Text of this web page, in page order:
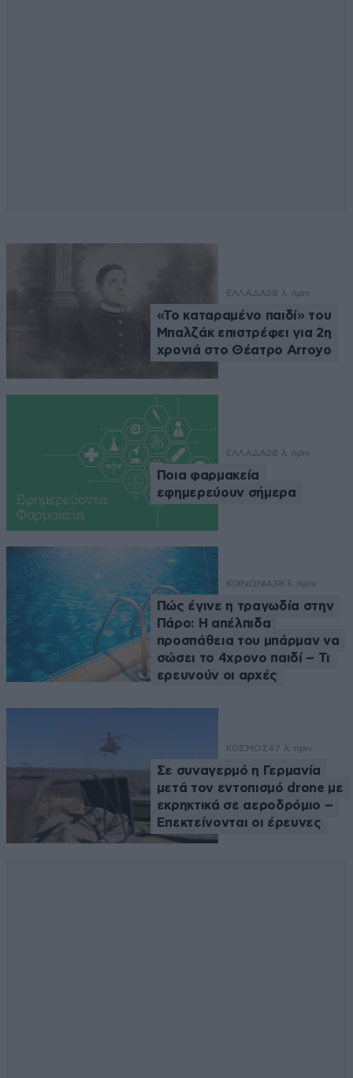
ΕΛΛΑΔΑ28 λ. πριν
«Το καταραμένο παιδί» του
Μπαλζάκ επιστρέφει για 2η
χρονιά στο Θέατρο Arroyo
ΕΛΛΑΔΑ28 λ. πριν
Ποια φαρμακεία
εφημερεύουν σήμερα
ΚΟΙΝΩΝΙΑ38 λ. πριν
Πώς έγινε η τραγωδία στην
Πάρο: Η απέλπιδα
προσπάθεια του μπάρμαν να
σώσει το 4χρονο παιδί – Τι
ερευνούν οι αρχές
ΚΟΣΜΟΣ47 λ. πριν
Σε συναγερμό η Γερμανία
μετά τον εντοπισμό drone με
εκρηκτικά σε αεροδρόμιο –
Επεκτείνονται οι έρευνες